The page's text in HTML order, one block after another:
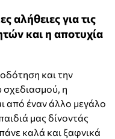
αλήθειες για τις
και η αποτυχία
και την
η
από έναν άλλο μεγάλο
μας δίνοντάς
καλά και ξαφνικά